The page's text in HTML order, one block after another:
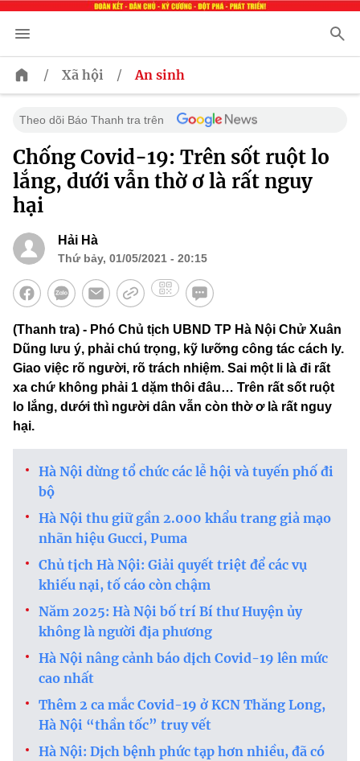
/ Xã hội / An sinh
Theo dõi Báo Thanh tra trên
Chống Covid-19: Trên sốt ruột lo
lắng, dưới vẫn thờ ơ là rất nguy
hại
Hải Hà
Thứ bảy, 01/05/2021 - 20:15
(Thanh tra) - Phó Chủ tịch UBND TP Hà Nội Chử Xuân
Dũng lưu ý, phải chú trọng, kỹ lưỡng công tác cách ly.
Giao việc rõ người, rõ trách nhiệm. Sai một li là đi rất
xa chứ không phải 1 dặm thôi đâu… Trên rất sốt ruột
lo lắng, dưới thì người dân vẫn còn thờ ơ là rất nguy
hại.
Hà Nội dừng tổ chức các lễ hội và tuyến phố đi
bộ
Hà Nội thu giữ gần 2.000 khẩu trang giả mạo
nhãn hiệu Gucci, Puma
Chủ tịch Hà Nội: Giải quyết triệt để các vụ
khiếu nại, tố cáo còn chậm
Năm 2025: Hà Nội bố trí Bí thư Huyện ủy
không là người địa phương
Hà Nội nâng cảnh báo dịch Covid-19 lên mức
cao nhất
Thêm 2 ca mắc Covid-19 ở KCN Thăng Long,
Hà Nội “thần tốc” truy vết
Hà Nội: Dịch bệnh phức tạp hơn nhiều, đã có